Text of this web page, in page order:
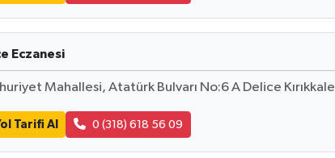
Eczanesi
Mahallesi, Atatürk Bulvarı No:6 A Delice Kırıkkale
Tarifi Al 0 (318) 618 56 09